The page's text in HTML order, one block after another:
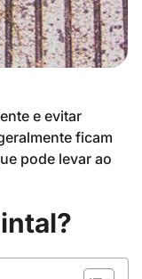
e evitar
ficam
pode levar ao